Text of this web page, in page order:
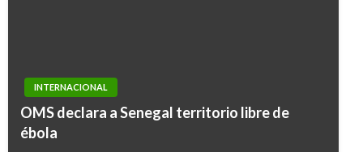
INTERNACIONAL
OMS declara a Senegal territorio libre de
ébola